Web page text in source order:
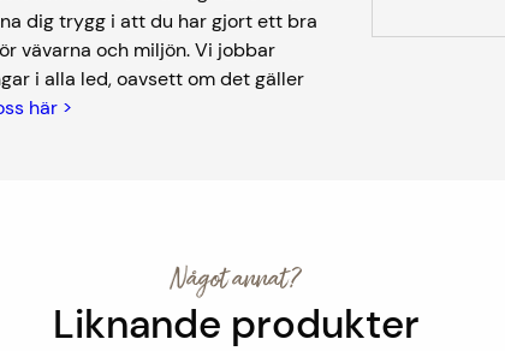
dig trygg i att du har gjort ett bra
vävarna och miljön. Vi jobbar
i alla led, oavsett om det gäller
här >
Något annat?
Liknande produkter